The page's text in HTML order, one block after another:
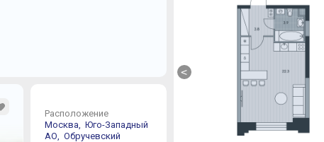
Расположение
Москва,
Юго-Западный
АО,
Обручевский
<